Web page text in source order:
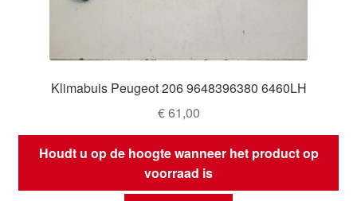
Klimabuis Peugeot 206 9648396380 6460LH
€61,00
Houdt u op de hoogte wanneer het product op
voorraad is